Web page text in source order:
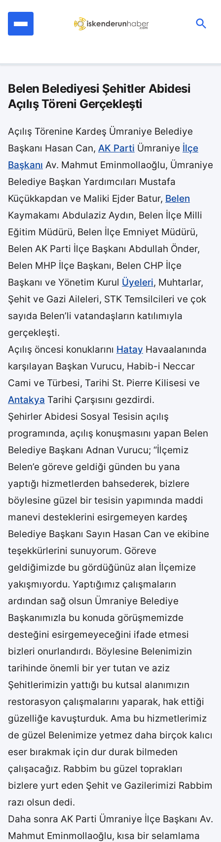
Belen Belediyesi Şehitler Abidesi
Açılış Töreni Gerçekleşti
Açılış Törenine Kardeş Ümraniye Belediye
Başkanı Hasan Can, AK Parti Ümraniye İlçe
Başkanı Av. Mahmut Eminmollaoğlu, Ümraniye
Belediye Başkan Yardımcıları Mustafa
Küçükkapdan ve Maliki Ejder Batur, Belen
Kaymakamı Abdulaziz Aydın, Belen İlçe Milli
Eğitim Müdürü, Belen İlçe Emniyet Müdürü,
Belen AK Parti İlçe Başkanı Abdullah Önder,
Belen MHP İlçe Başkanı, Belen CHP İlçe
Başkanı ve Yönetim Kurul Üyeleri, Muhtarlar,
Şehit ve Gazi Aileleri, STK Temsilcileri ve çok
sayıda Belen’li vatandaşların katılımıyla
gerçekleşti.
Açılış öncesi konuklarını Hatay Havaalanında
karşılayan Başkan Vurucu, Habib-i Neccar
Cami ve Türbesi, Tarihi St. Pierre Kilisesi ve
Antakya Tarihi Çarşısını gezdirdi.
Şehirler Abidesi Sosyal Tesisin açılış
programında, açılış konuşmasını yapan Belen
Belediye Başkanı Adnan Vurucu; “İlçemiz
Belen’e göreve geldiği günden bu yana
yaptığı hizmetlerden bahsederek, bizlere
böylesine güzel bir tesisin yapımında maddi
manevi desteklerini esirgemeyen kardeş
Belediye Başkanı Sayın Hasan Can ve ekibine
teşekkürlerini sunuyorum. Göreve
geldiğimizde bu gördüğünüz alan İlçemize
yakışmıyordu. Yaptığımız çalışmaların
ardından sağ olsun Ümraniye Belediye
Başkanımızla bu konuda görüşmemizde
desteğini esirgemeyeceğini ifade etmesi
bizleri onurlandırdı. Böylesine Belenimizin
tarihinde önemli bir yer tutan ve aziz
Şehitlerimizin yattığı bu kutsal alanımızın
restorasyon çalışmalarını yaparak, hak ettiği
güzelliğe kavuşturduk. Ama bu hizmetlerimiz
de güzel Belenimize yetmez daha birçok kalıcı
eser bırakmak için dur durak bilmeden
çalışacağız. Rabbim bu güzel toprakları
bizlere yurt eden Şehit ve Gazilerimizi Rabbim
razı olsun dedi.
Daha sonra AK Parti Ümraniye İlçe Başkanı Av.
Mahmut Eminmollaoğlu, kısa bir selamlama